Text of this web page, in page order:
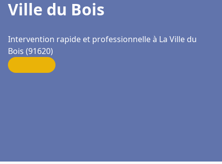
Ville du Bois
Intervention rapide et professionnelle à La Ville du
Bois (91620)